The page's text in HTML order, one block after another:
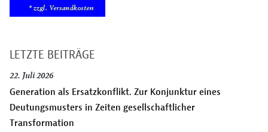
LETZTE BEITRÄGE
22. Juli 2026
Generation als Ersatzkonflikt. Zur Konjunktur eines
Deutungsmusters in Zeiten gesellschaftlicher
Transformation